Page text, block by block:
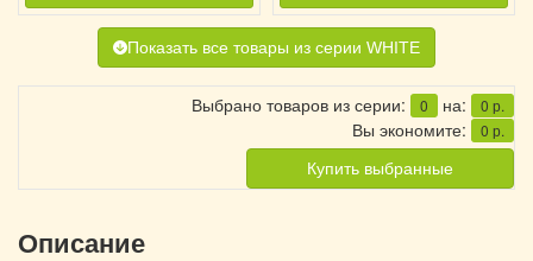
Показать все товары из серии WHITE
Выбрано товаров из серии: 0 на: 0 р.
Вы экономите: 0 р.
Купить выбранные
Описание